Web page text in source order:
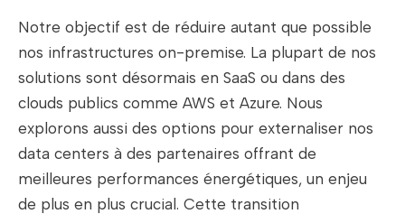
Notre objectif est de réduire autant que possible
nos infrastructures on-premise. La plupart de nos
solutions sont désormais en SaaS ou dans des
clouds publics comme AWS et Azure. Nous
explorons aussi des options pour externaliser nos
data centers à des partenaires offrant de
meilleures performances énergétiques, un enjeu
de plus en plus crucial. Cette transition